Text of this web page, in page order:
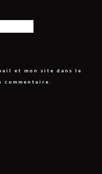
et mon site dans le